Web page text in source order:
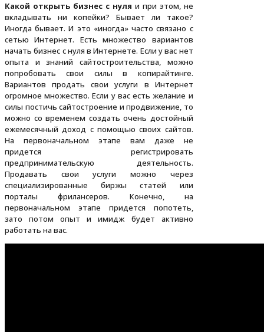
Какой открыть бизнес с нуля и при этом, не
вкладывать ни копейки? Бывает ли такое?
Иногда бывает. И это «иногда» часто связано с
сетью Интернет. Есть множество вариантов
начать бизнес с нуля в Интернете. Если у вас нет
опыта и знаний сайтостроительства, можно
попробовать свои силы в копирайтинге.
Вариантов продать свои услуги в Интернет
огромное множество. Если у вас есть желание и
силы постичь сайтостроение и продвижение, то
можно со временем создать очень достойный
ежемесячный доход с помощью своих сайтов.
На первоначальном этапе вам даже не
придется регистрировать
предпринимательскую деятельность.
Продавать свои услуги можно через
специализированные биржы статей или
порталы фрилансеров. Конечно, на
первоначальном этапе придется попотеть,
зато потом опыт и имидж будет активно
работать на вас.